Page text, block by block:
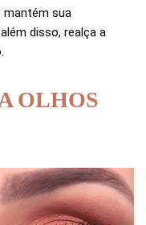
mantém sua
disso, realça a
OLHOS